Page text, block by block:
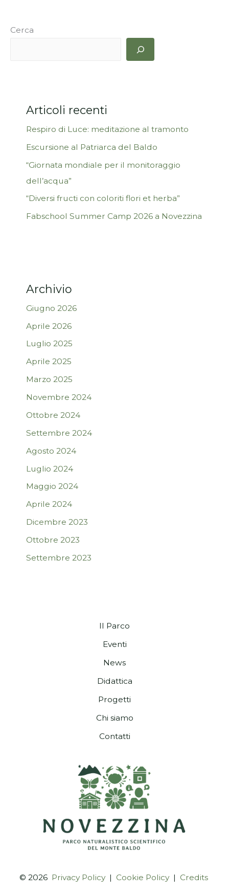
Cerca
Articoli recenti
Respiro di Luce: meditazione al tramonto
Escursione al Patriarca del Baldo
“Giornata mondiale per il monitoraggio
dell’acqua”
“Diversi fructi con coloriti flori et herba”
Fabschool Summer Camp 2026 a Novezzina
Archivio
Giugno 2026
Aprile 2026
Luglio 2025
Aprile 2025
Marzo 2025
Novembre 2024
Ottobre 2024
Settembre 2024
Agosto 2024
Luglio 2024
Maggio 2024
Aprile 2024
Dicembre 2023
Ottobre 2023
Settembre 2023
Il Parco
Eventi
News
Didattica
Progetti
Chi siamo
Contatti
© 2026 Privacy Policy| Cookie Policy| Credits